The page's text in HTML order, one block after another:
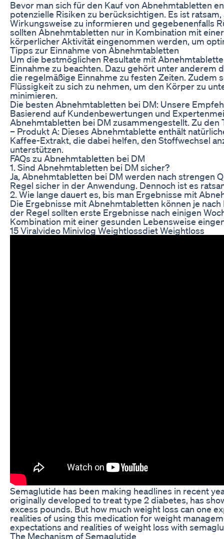
Bevor man sich für den Kauf von Abnehmtabletten
potenzielle Risiken zu berücksichtigen. Es ist
Wirkungsweise zu informieren und gegebenenfalls
sollten Abnehmtabletten nur in Kombination mit
körperlicher Aktivität eingenommen werden, um
Tipps zur Einnahme von Abnehmtabletten
Um die bestmöglichen Resultate mit
Einnahme zu beachten. Dazu gehört unter
die regelmäßige Einnahme zu festen Zeiten. Zudem
Flüssigkeit zu sich zu nehmen, um den Körper zu
minimieren.
Die besten Abnehmtabletten bei DM: Unsere
Basierend auf Kundenbewertungen und
Abnehmtabletten bei DM zusammengestellt. Zu den
– Produkt A: Dieses Abnehmtablette enthält
Kaffee-Extrakt, die dabei helfen, den Stoffwechsel
unterstützen.
FAQs zu Abnehmtabletten bei DM
1. Sind Abnehmtabletten bei DM sicher?
Ja, Abnehmtabletten bei DM werden nach strengen
Regel sicher in der Anwendung. Dennoch ist es
2. Wie lange dauert es, bis man Ergebnisse mit
Die Ergebnisse mit Abnehmtabletten können je
der Regel sollten erste Ergebnisse nach einigen
Kombination mit einer gesunden Lebensweise
15 Viralvideo Minivlog Weightlossdiet Weightloss
Semaglutide has been making headlines in recent
originally developed to treat type 2 diabetes, has
excess pounds. But how much weight loss can one
realities of using this medication for weight
expectations and realities of weight loss with
The Mechanism of Semaglutide